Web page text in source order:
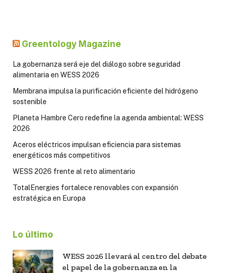
Greentology Magazine
La gobernanza será eje del diálogo sobre seguridad
alimentaria en WESS 2026
Membrana impulsa la purificación eficiente del hidrógeno
sostenible
Planeta Hambre Cero redefine la agenda ambiental: WESS
2026
Aceros eléctricos impulsan eficiencia para sistemas
energéticos más competitivos
WESS 2026 frente al reto alimentario
TotalEnergies fortalece renovables con expansión
estratégica en Europa
Lo último
WESS 2026 llevará al centro del debate
el papel de la gobernanza en la